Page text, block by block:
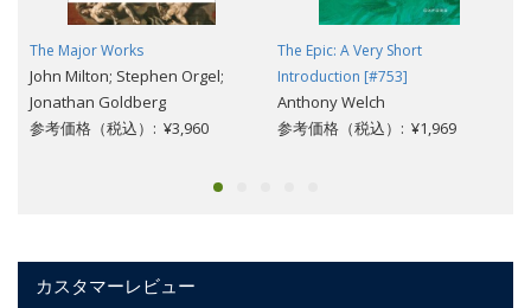
The Major Works
John Milton; Stephen Orgel;
Jonathan Goldberg
参考価格（税込）: ¥3,960
The Epic: A Very Short
Introduction [#753]
Anthony Welch
参考価格（税込）: ¥1,969
カスタマーレビュー